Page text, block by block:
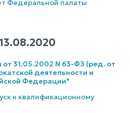
Федеральной палаты
31.05.2002 N 63-ФЗ (ред. от
деятельности и
Федерации"
к квалификационному